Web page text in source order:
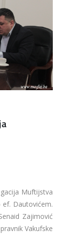
Muftijstva
Dautovićem.
Zajimović
Vakufske